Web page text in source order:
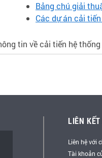
Bảng chú giải
Các dự án cải
tin về cải tiến hệ thống
LIÊN
Liên hệ với
Tài khoản